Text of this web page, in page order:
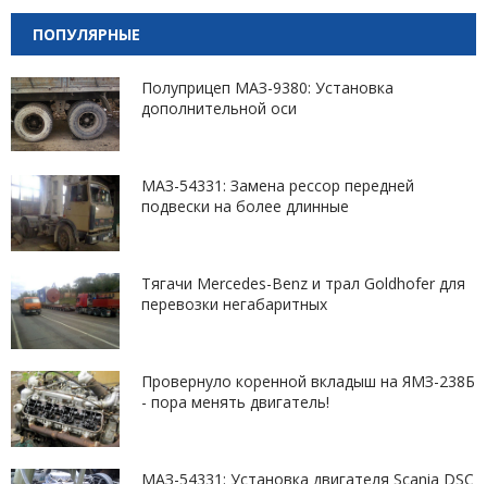
ПОПУЛЯРНЫЕ
Полуприцеп МАЗ-9380: Установка
дополнительной оси
МАЗ-54331: Замена рессор передней
подвески на более длинные
Тягачи Mercedes-Benz и трал Goldhofer для
перевозки негабаритных
Провернуло коренной вкладыш на ЯМЗ-238Б
- пора менять двигатель!
МАЗ-54331: Установка двигателя Scania DSC